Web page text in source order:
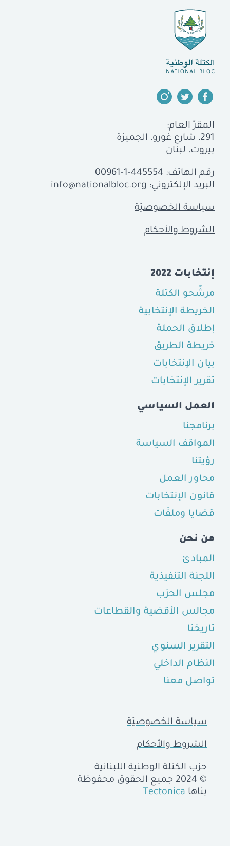
المقرّ العام:
291، شارع غورو، الجميزة
بيروت، لبنان
رقم الهاتف: 00961-1-445554
البريد الإلكتروني: info@nationalbloc.org
سياسة الخصوصيّة
الشروط والأحكام
إنتخابات 2022
مرشّحو الكتلة
الخريطة الإنتخابية
إطلاق الحملة
خريطة الطريق
بيان الإنتخابات
تقرير الإنتخابات
العمل السياسي
برنامجنا
المواقف السياسة
رؤيتنا
محاور العمل
قانون الإنتخابات
قضايا وملفّات
من نحن
المبادئ
اللجنة التنفيذية
مجلس الحزب
مجالس الأقضية والقطاعات
تاريخنا
التقرير السنوي
النظام الداخلي
تواصل معنا
سياسة الخصوصيّة
الشروط والأحكام
حزب الكتلة الوطنية اللبنانية
© 2024 جميع الحقوق محفوظة
بناها Tectonica